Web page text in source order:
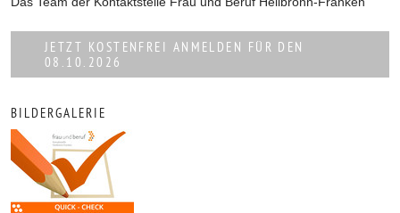
JETZT KOSTENFREI ANMELDEN FÜR DEN
08.10.2026
BILDERGALERIE